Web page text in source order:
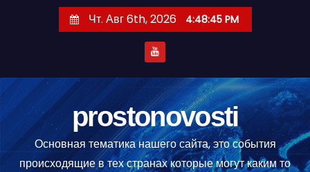
Чт. Авг 6th, 2026 4:48:45 PM
prostonovosti
Основная тематика нашего сайта, это события
происходящие в тех странах которые могут каким то